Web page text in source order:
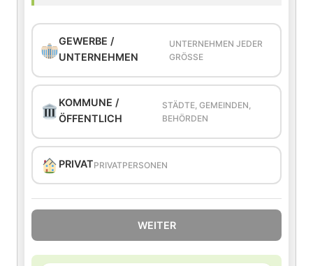
GEWERBE /
UNTERNEHMEN
UNTERNEHMEN JEDER
GRÖSSE
KOMMUNE /
ÖFFENTLICH
STÄDTE, GEMEINDEN,
BEHÖRDEN
PRIVATPRIVATPERSONEN
WEITER